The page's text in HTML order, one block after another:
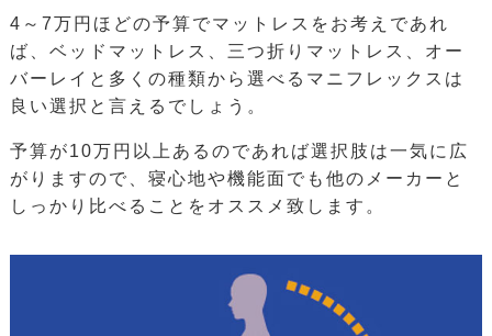
4～7万円ほどの予算でマットレスをお考えであれ
ば、ベッドマットレス、三つ折りマットレス、オー
バーレイと多くの種類から選べるマニフレックスは
良い選択と言えるでしょう。
予算が10万円以上あるのであれば選択肢は一気に広
がりますので、寝心地や機能面でも他のメーカーと
しっかり比べることをオススメ致します。